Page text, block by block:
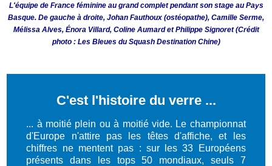
L'équipe de France féminine au grand complet pendant son stage au Pays
Basque. De gauche à droite, Johan Fauthoux (ostéopathe), Camille Serme,
Mélissa Alves, Énora Villard, Coline Aumard et Philippe Signoret (Crédit
photo : Les Bleues du Squash Destination Chine)
C'est l'histoire du verre ...
... à moitié plein ou à moitié vide. Le championnat
d'Europe n'attire pas les têtes d'affiche, et les
chiffres ne mentent pas : sur les 33 Européens
présents dans les tops 50 mondiaux, seuls 7